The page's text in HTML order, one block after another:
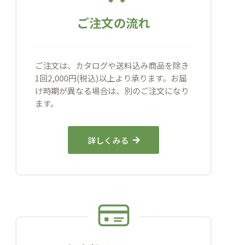
ご注文の流れ
ご注文は、カタログや送料込み商品を除き
1回2,000円(税込)以上より承ります。お届
け時期が異なる場合は、別のご注文になり
ます。
詳しくみる